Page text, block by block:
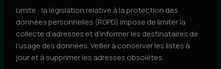
Limite : la législation relative à la protection des
données personnelles (RGPD) impose de limiter la
collecte d’adresses et d’informer les destinataires de
l’usage des données. Veiller à conserver les listes à
jour et à supprimer les adresses obsolètes.